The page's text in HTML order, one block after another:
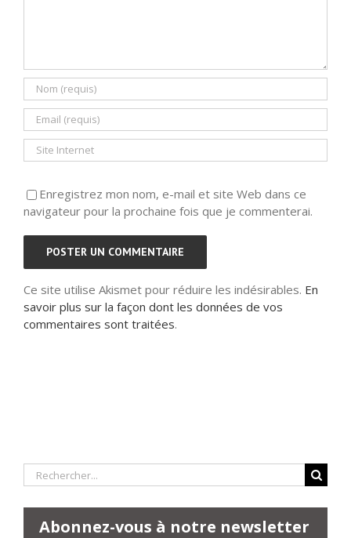
Enregistrez mon nom, e-mail et site Web dans ce
navigateur pour la prochaine fois que je commenterai.
Ce site utilise Akismet pour réduire les indésirables. En
savoir plus sur la façon dont les données de vos
commentaires sont traitées.
Rechercher:
Abonnez-vous à notre newsletter